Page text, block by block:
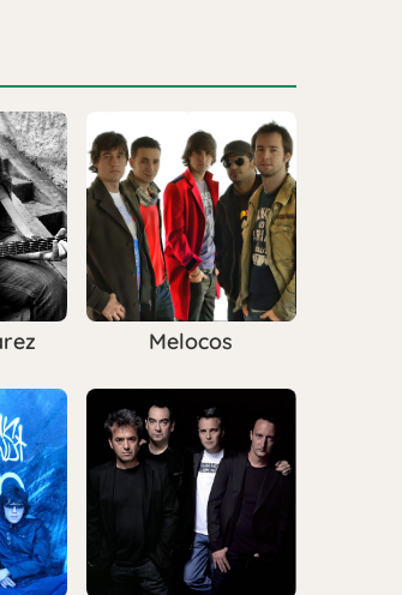
Melocos